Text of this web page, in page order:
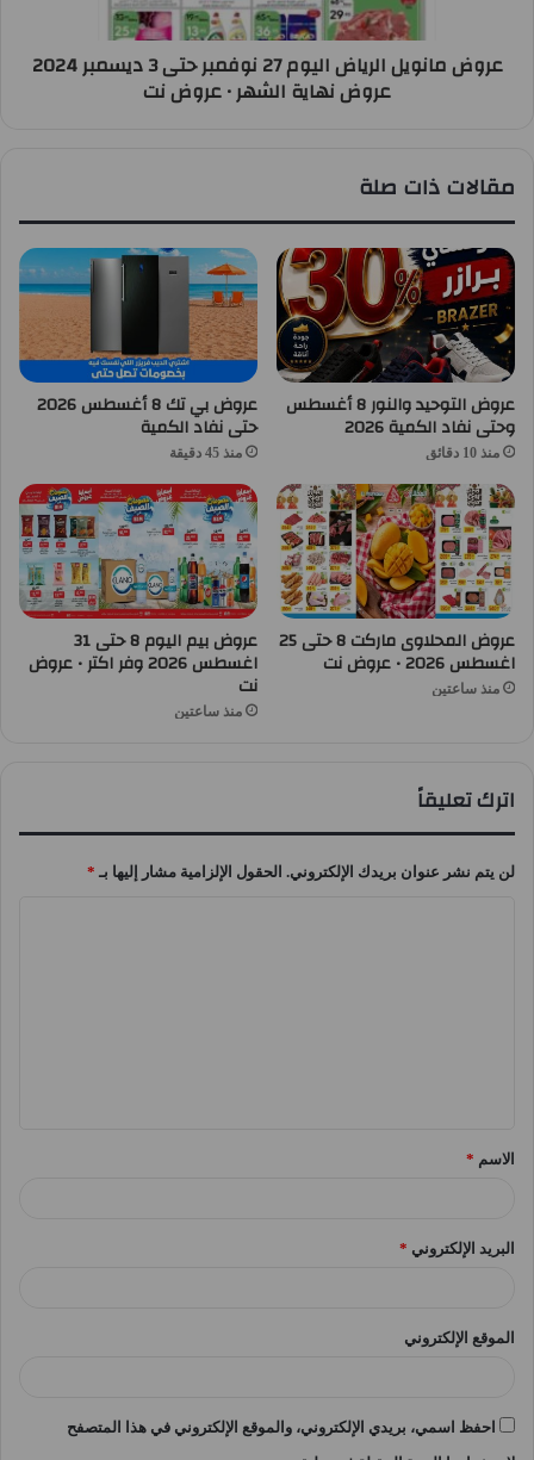
عروض مانويل الرياض اليوم 27 نوفمبر حتى 3 ديسمبر 2024
عروض نهاية الشهر • عروض نت
مقالات ذات صلة
عروض التوحيد والنور 8 أغسطس
وحتى نفاد الكمية 2026
منذ 10 دقائق
عروض بي تك 8 أغسطس 2026
حتى نفاد الكمية
منذ 45 دقيقة
عروض المحلاوى ماركت 8 حتى 25
اغسطس 2026 • عروض نت
منذ ساعتين
عروض بيم اليوم 8 حتى 31
اغسطس 2026 وفر اكتر • عروض
نت
منذ ساعتين
اترك تعليقاً
لن يتم نشر عنوان بريدك الإلكتروني. الحقول الإلزامية مشار إليها بـ *
*الاسم *
البريد الإلكتروني *
الموقع الإلكتروني
احفظ اسمي، بريدي الإلكتروني، والموقع الإلكتروني في هذا المتصفح